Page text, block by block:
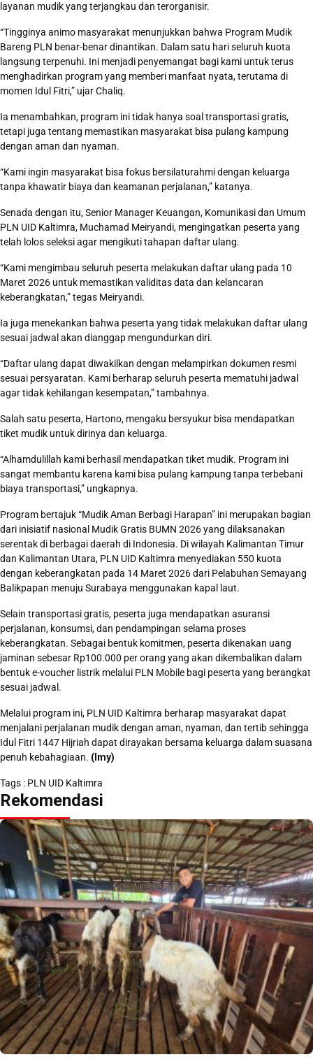
layanan mudik yang terjangkau dan terorganisir.
“Tingginya animo masyarakat menunjukkan bahwa Program Mudik
Bareng PLN benar-benar dinantikan. Dalam satu hari seluruh kuota
langsung terpenuhi. Ini menjadi penyemangat bagi kami untuk terus
menghadirkan program yang memberi manfaat nyata, terutama di
momen Idul Fitri,” ujar Chaliq.
Ia menambahkan, program ini tidak hanya soal transportasi gratis,
tetapi juga tentang memastikan masyarakat bisa pulang kampung
dengan aman dan nyaman.
“Kami ingin masyarakat bisa fokus bersilaturahmi dengan keluarga
tanpa khawatir biaya dan keamanan perjalanan,” katanya.
Senada dengan itu, Senior Manager Keuangan, Komunikasi dan Umum
PLN UID Kaltimra, Muchamad Meiryandi, mengingatkan peserta yang
telah lolos seleksi agar mengikuti tahapan daftar ulang.
“Kami mengimbau seluruh peserta melakukan daftar ulang pada 10
Maret 2026 untuk memastikan validitas data dan kelancaran
keberangkatan,” tegas Meiryandi.
Ia juga menekankan bahwa peserta yang tidak melakukan daftar ulang
sesuai jadwal akan dianggap mengundurkan diri.
“Daftar ulang dapat diwakilkan dengan melampirkan dokumen resmi
sesuai persyaratan. Kami berharap seluruh peserta mematuhi jadwal
agar tidak kehilangan kesempatan,” tambahnya.
Salah satu peserta, Hartono, mengaku bersyukur bisa mendapatkan
tiket mudik untuk dirinya dan keluarga.
“Alhamdulillah kami berhasil mendapatkan tiket mudik. Program ini
sangat membantu karena kami bisa pulang kampung tanpa terbebani
biaya transportasi,” ungkapnya.
Program bertajuk “Mudik Aman Berbagi Harapan” ini merupakan bagian
dari inisiatif nasional Mudik Gratis BUMN 2026 yang dilaksanakan
serentak di berbagai daerah di Indonesia. Di wilayah Kalimantan Timur
dan Kalimantan Utara, PLN UID Kaltimra menyediakan 550 kuota
dengan keberangkatan pada 14 Maret 2026 dari Pelabuhan Semayang
Balikpapan menuju Surabaya menggunakan kapal laut.
Selain transportasi gratis, peserta juga mendapatkan asuransi
perjalanan, konsumsi, dan pendampingan selama proses
keberangkatan. Sebagai bentuk komitmen, peserta dikenakan uang
jaminan sebesar Rp100.000 per orang yang akan dikembalikan dalam
bentuk e-voucher listrik melalui PLN Mobile bagi peserta yang berangkat
sesuai jadwal.
Melalui program ini, PLN UID Kaltimra berharap masyarakat dapat
menjalani perjalanan mudik dengan aman, nyaman, dan tertib sehingga
Idul Fitri 1447 Hijriah dapat dirayakan bersama keluarga dalam suasana
penuh kebahagiaan. (Imy)
Tags : PLN UID Kaltimra
Rekomendasi